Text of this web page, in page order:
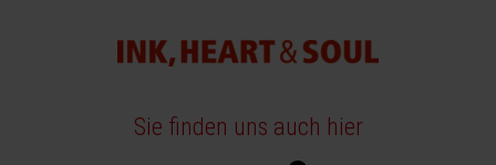
Sie finden uns auch hier